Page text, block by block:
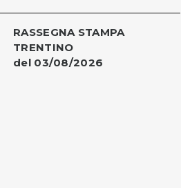
RASSEGNA STAMPA
TRENTINO
del 03/08/2026